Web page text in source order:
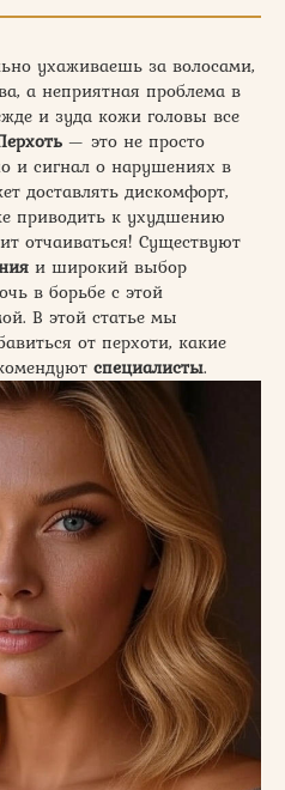
ухаживаешь за волосами,
а неприятная проблема в
и зуда кожи головы все
— это не просто
и сигнал о нарушениях в
доставлять дискомфорт,
приводить к ухудшению
отчаиваться! Существуют
и широкий выбор
в борьбе с этой
В этой статье мы
от перхоти, какие
специалисты.